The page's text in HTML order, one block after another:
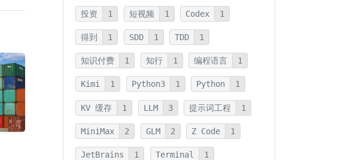
投资 1 短视频 1 Codex 1
得到 1 SDD 1 TDD 1
知识付费 1 知行 1 编程语言 1
Kimi 1 Python3 1 Python 1
KV 缓存 1 LLM 3 提示词工程 1
MiniMax 2 GLM 2 Z Code 1
JetBrains 1 Terminal 1